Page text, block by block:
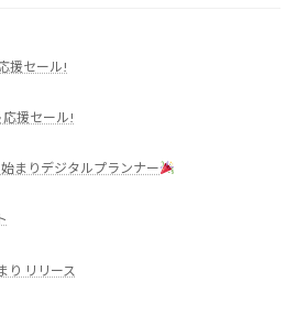
援セール!
援セール!
まりデジタルプランナー
り リリース